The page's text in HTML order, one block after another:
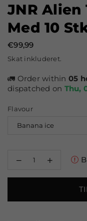
JNR
Med 10
Normal
pris
€99,99
Skat inkluderet.
🚛 Order within 05
dispatched on Thu,
Flavour
Reducer
for
10000
Øg
for
10000